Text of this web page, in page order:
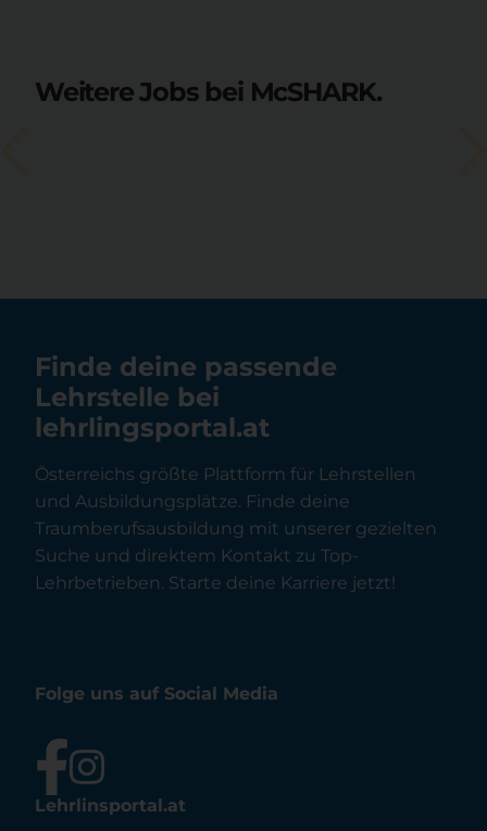
Weitere Jobs bei McSHARK.
Finde deine passende
Lehrstelle bei
lehrlingsportal.at
Österreichs größte Plattform für Lehrstellen
und Ausbildungsplätze. Finde deine
Traumberufsausbildung mit unserer gezielten
Suche und direktem Kontakt zu Top-
Lehrbetrieben. Starte deine Karriere jetzt!
Folge uns auf Social Media
Lehrlinsportal.at